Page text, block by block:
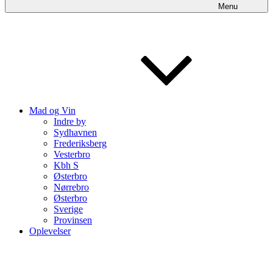
Menu
Mad og Vin
Indre by
Sydhavnen
Frederiksberg
Vesterbro
Kbh S
Østerbro
Nørrebro
Østerbro
Sverige
Provinsen
Oplevelser